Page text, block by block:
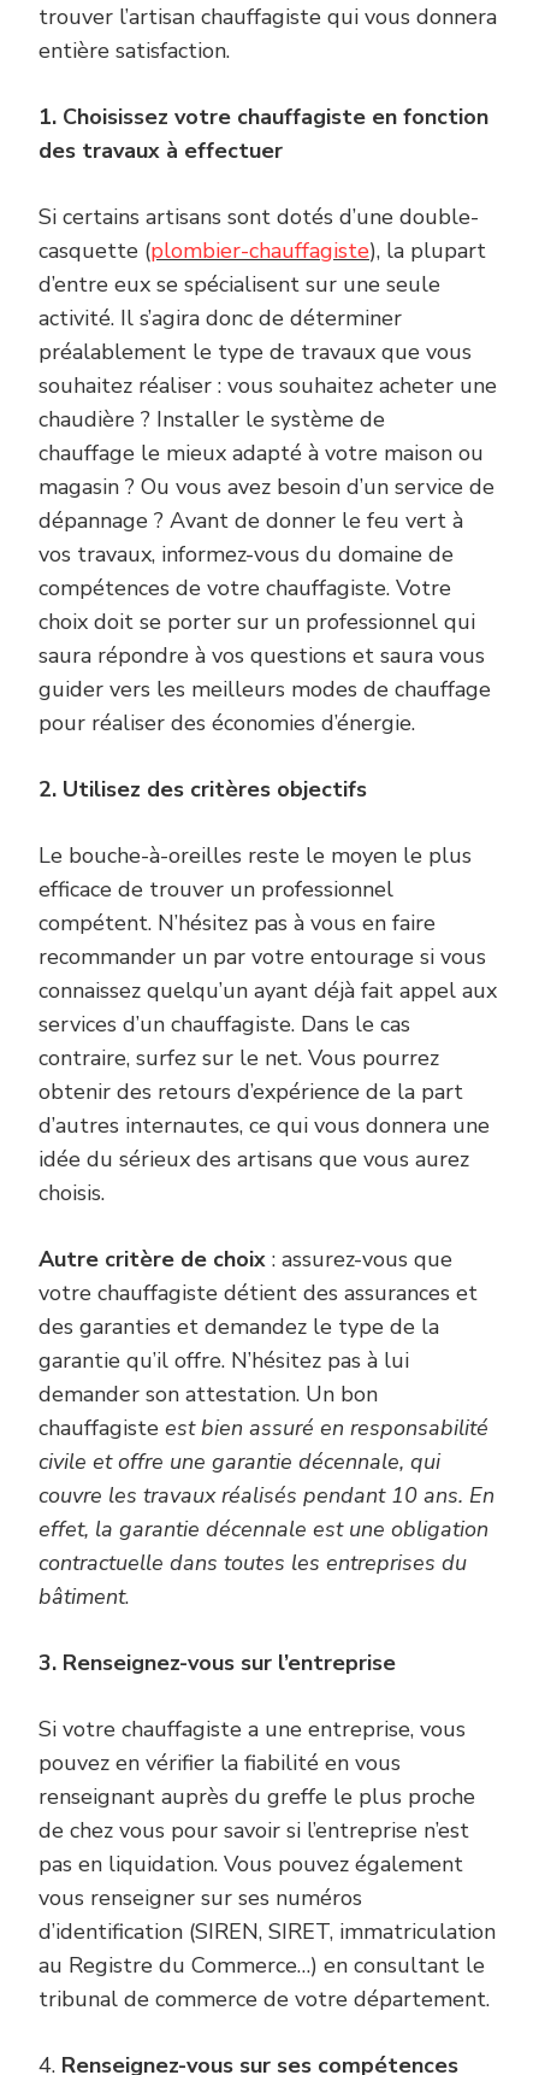
trouver l’artisan chauffagiste qui vous donnera
entière satisfaction.
1. Choisissez votre chauffagiste en fonction
des travaux à effectuer
Si certains artisans sont dotés d’une double-
casquette (plombier-chauffagiste), la plupart
d’entre eux se spécialisent sur une seule
activité. Il s’agira donc de déterminer
préalablement le type de travaux que vous
souhaitez réaliser : vous souhaitez acheter une
chaudière ? Installer le système de
chauffage le mieux adapté à votre maison ou
magasin ? Ou vous avez besoin d’un service de
dépannage ? Avant de donner le feu vert à
vos travaux, informez-vous du domaine de
compétences de votre chauffagiste. Votre
choix doit se porter sur un professionnel qui
saura répondre à vos questions et saura vous
guider vers les meilleurs modes de chauffage
pour réaliser des économies d’énergie.
2. Utilisez des critères objectifs
Le bouche-à-oreilles reste le moyen le plus
efficace de trouver un professionnel
compétent. N’hésitez pas à vous en faire
recommander un par votre entourage si vous
connaissez quelqu’un ayant déjà fait appel aux
services d’un chauffagiste. Dans le cas
contraire, surfez sur le net. Vous pourrez
obtenir des retours d’expérience de la part
d’autres internautes, ce qui vous donnera une
idée du sérieux des artisans que vous aurez
choisis.
Autre critère de choix : assurez-vous que
votre chauffagiste détient des assurances et
des garanties et demandez le type de la
garantie qu’il offre. N’hésitez pas à lui
demander son attestation. Un bon
chauffagiste est bien assuré en responsabilité
civile et offre une garantie décennale, qui
couvre les travaux réalisés pendant 10 ans. En
effet, la garantie décennale est une obligation
contractuelle dans toutes les entreprises du
bâtiment.
3. Renseignez-vous sur l’entreprise
Si votre chauffagiste a une entreprise, vous
pouvez en vérifier la fiabilité en vous
renseignant auprès du greffe le plus proche
de chez vous pour savoir si l’entreprise n’est
pas en liquidation. Vous pouvez également
vous renseigner sur ses numéros
d’identification (SIREN, SIRET, immatriculation
au Registre du Commerce…) en consultant le
tribunal de commerce de votre département.
4. Renseignez-vous sur ses compétences